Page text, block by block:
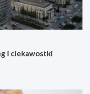
i ciekawostki